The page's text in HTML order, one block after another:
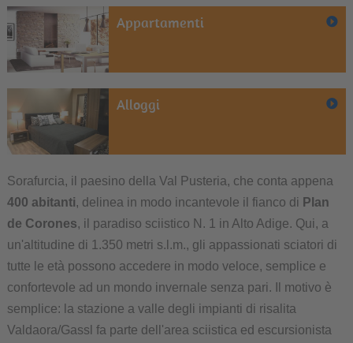
Appartamenti
Alloggi
Sorafurcia, il paesino della Val Pusteria, che conta appena
400 abitanti, delinea in modo incantevole il fianco di Plan
de Corones, il paradiso sciistico N. 1 in Alto Adige. Qui, a
un'altitudine di 1.350 metri s.l.m., gli appassionati sciatori di
tutte le età possono accedere in modo veloce, semplice e
confortevole ad un mondo invernale senza pari. Il motivo è
semplice: la stazione a valle degli impianti di risalita
Valdaora/Gassl fa parte dell'area sciistica ed escursionista